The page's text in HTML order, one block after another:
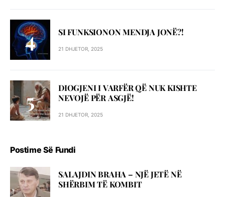
SI FUNKSIONON MENDJA JONË?!
21 DHJETOR, 2025
DIOGJENI I VARFËR QË NUK KISHTE
NEVOJË PËR ASGJË!
21 DHJETOR, 2025
Postime Së Fundi
SALAJDIN BRAHA – NJЁ JETЁ NЁ
SHЁRBIM TЁ KOMBIT